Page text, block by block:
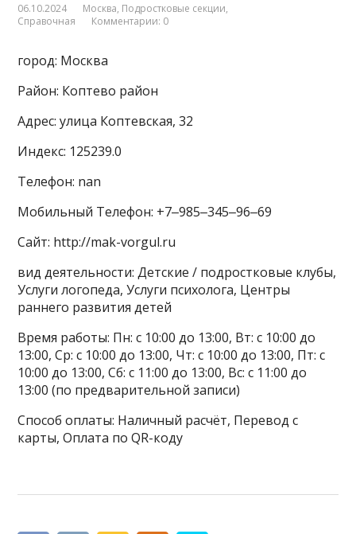
06.10.2024 Москва, Подростковые секции,
Справочная
Комментарии: 0
город: Москва
Район: Коптево район
Адрес: улица Коптевская, 32
Индекс: 125239.0
Телефон: nan
Мобильный Телефон: +7‒985‒345‒96‒69
Сайт: http://mak-vorgul.ru
вид деятельности: Детские / подростковые клубы,
Услуги логопеда, Услуги психолога, Центры
раннего развития детей
Время работы: Пн: с 10:00 до 13:00, Вт: с 10:00 до
13:00, Ср: с 10:00 до 13:00, Чт: с 10:00 до 13:00, Пт: с
10:00 до 13:00, Сб: с 11:00 до 13:00, Вс: с 11:00 до
13:00 (по предварительной записи)
Способ оплаты: Наличный расчёт, Перевод с
карты, Оплата по QR-коду